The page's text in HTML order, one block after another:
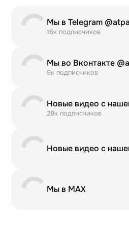
Мы в Telegram
16к подписчиков
Мы во Вконтакте
9к подписчиков
Новые видео с
28к подписчиков
Новые видео с
Мы в MAX